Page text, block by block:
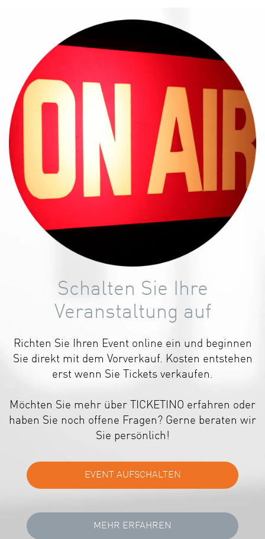
Schalten Sie Ihre
Veranstaltung auf
Richten Sie Ihren Event online ein und beginnen
Sie direkt mit dem Vorverkauf. Kosten entstehen
erst wenn Sie Tickets verkaufen.
Möchten Sie mehr über TICKETINO erfahren oder
haben Sie noch offene Fragen? Gerne beraten wir
Sie persönlich!